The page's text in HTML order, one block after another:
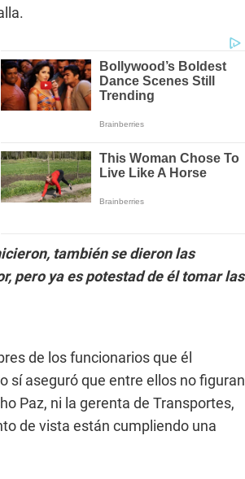
también se dieron las
pero ya es potestad de él tomar las
de los funcionarios que él
sí aseguró que entre ellos no figuran
Paz, ni la gerenta de Transportes,
de vista están cumpliendo una